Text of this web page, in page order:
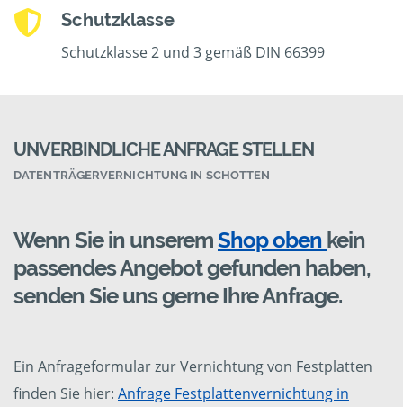
Schutzklasse
Schutzklasse 2 und 3 gemäß DIN 66399
UNVERBINDLICHE ANFRAGE STELLEN
DATENTRÄGERVERNICHTUNG IN SCHOTTEN
Wenn Sie in unseremShop oben kein
passendes Angebot gefunden haben,
senden Sie uns gerne Ihre Anfrage.
Ein Anfrageformular zur Vernichtung von Festplatten
finden Sie hier: Anfrage Festplattenvernichtung in